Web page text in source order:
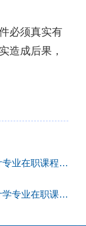
必须真实有
造成后果，
2024年中国人民大学概率论与数理统计专业在职课程培训班（深圳班/继教学院协办）招生简章
2024年中国人民大学流行病与卫生统计学专业在职课程培训班（北京班/继教学院协办）招生简章